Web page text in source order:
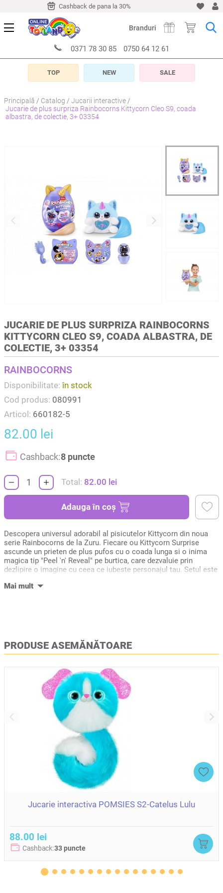
Cashback de pana la 30% Livrare timp de 5-10
Branduri
0371 78 30 85 0750 64 12 61
TOP NEW SALE
Principală Catalog
Jucarii interactive
Jucarie de plus surpriza Rainbocorns Kittycorn Cleo S9, coada
albastra, de colectie, 3+ 03354
JUCARIE DE PLUS SURPRIZA RAINBOCORNS
KITTYCORN CLEO S9, COADA ALBASTRA, DE
COLECTIE, 3+ 03354
RAINBOCORNS
Disponibilitate:în stock
Cod produs: 080991
Articol: 660182-5
82.00 lei
Cashback:8 puncte
Total: 82.00 lei
Adauga în coș
Descopera universul adorabil al pisicutelor Kittycorn din noua
serie Rainbocorns de la Zuru. Fiecare ou Kittycorn Surprise
ascunde un prieten de plus pufos cu o coada lunga si o inima
magica tip "Peel 'n' Reveal" pe burtica, care dezvaluie prin
dezlipire o imagine cu ceea ce iubeste personajul tau. Setul este
Boocorn cu o figurina proprie, autocolante tematice si un
- Brand: Rainbocorns, Kittycorn, ZURU
- Varsta recomandata: 3 ani+ (produsul contine piese mici si nu
- Model: Rainbocorns Kittycorn Cleo
- Material: Plus moale, polimeri si hartie (pentru accesorii)
- Continut set:
1x Ou Kittycorn Surprise
1x Animal de plus Kittycorn cu inima magica
1x Ou miniatura Boo-Boocorn Egg
1x Set autocolante Kittycorn
1x Compus Kitty Litter
Ghidul colectionarului
- Dimensiuni produs: 142 x 115 x 200 mm
- Greutate neta: 194 g
- Greutate bruta: 204 g
- Tara de origine: China
- Avantaje: Element de surpriza multiplu, inima magica
PRODUSE ASEMĂNĂTOARE
Jucarie interactiva POMSIES S2-Catelus Lulu
88.00 lei
Cashback:33 puncte